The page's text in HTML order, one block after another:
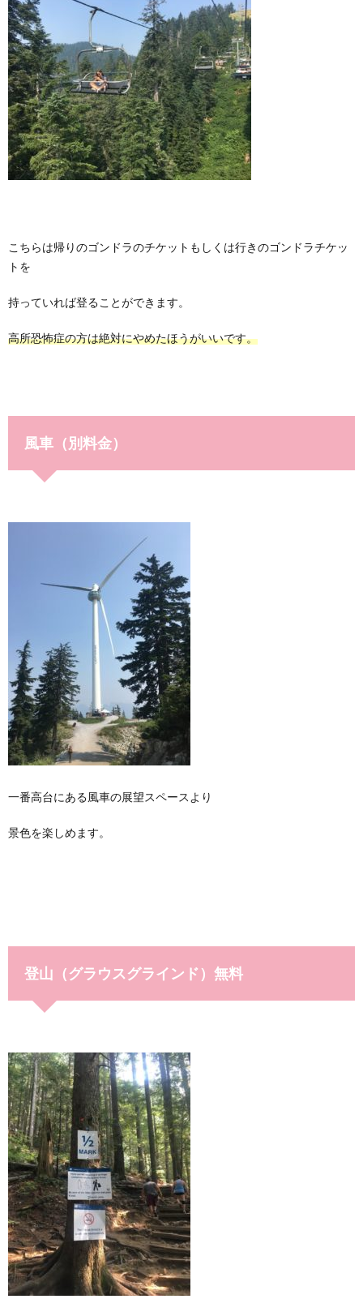
こちらは帰りのゴンドラのチケットもしくは行きのゴンドラチケッ
トを
持っていれば登ることができます。
高所恐怖症の方は絶対にやめたほうがいいです。
風車（別料金）
一番高台にある風車の展望スペースより
景色を楽しめます。
登山（グラウスグラインド）無料